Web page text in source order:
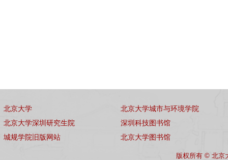
北京大学
北京大学深圳研究生院
城规学院旧版网站
北京大学城市与环境学院
深圳科技图书馆
北京大学图书馆
版权所有 © 北